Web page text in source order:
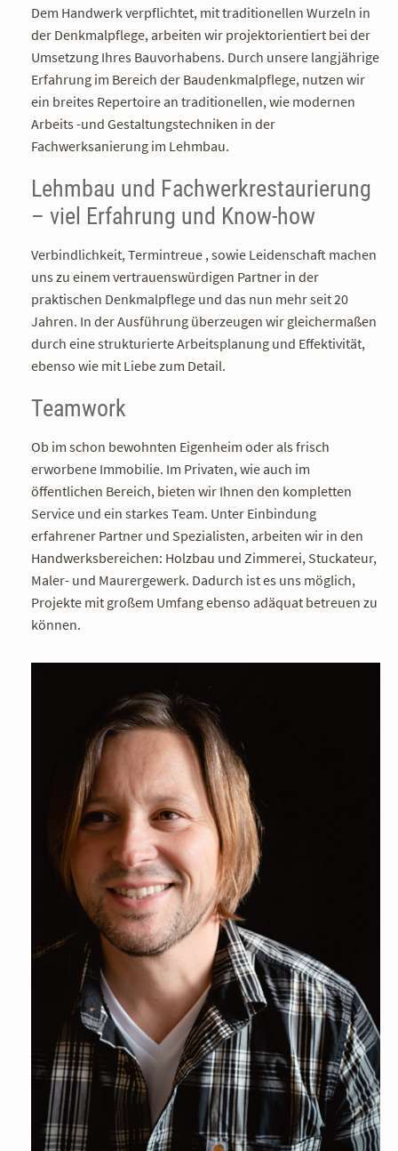
Dem Handwerk verpflichtet, mit traditionellen Wurzeln in
der Denkmalpflege, arbeiten wir projektorientiert bei der
Umsetzung Ihres Bauvorhabens. Durch unsere langjährige
Erfahrung im Bereich der Baudenkmalpflege, nutzen wir
ein breites Repertoire an traditionellen, wie modernen
Arbeits -und Gestaltungstechniken in der
Fachwerksanierung im Lehmbau.
Lehmbau und Fachwerkrestaurierung
– viel Erfahrung und Know-how
Verbindlichkeit, Termintreue , sowie Leidenschaft machen
uns zu einem vertrauenswürdigen Partner in der
praktischen Denkmalpflege und das nun mehr seit 20
Jahren. In der Ausführung überzeugen wir gleichermaßen
durch eine strukturierte Arbeitsplanung und Effektivität,
ebenso wie mit Liebe zum Detail.
Teamwork
Ob im schon bewohnten Eigenheim oder als frisch
erworbene Immobilie. Im Privaten, wie auch im
öffentlichen Bereich, bieten wir Ihnen den kompletten
Service und ein starkes Team. Unter Einbindung
erfahrener Partner und Spezialisten, arbeiten wir in den
Handwerksbereichen: Holzbau und Zimmerei, Stuckateur,
Maler- und Maurergewerk. Dadurch ist es uns möglich,
Projekte mit großem Umfang ebenso adäquat betreuen zu
können.